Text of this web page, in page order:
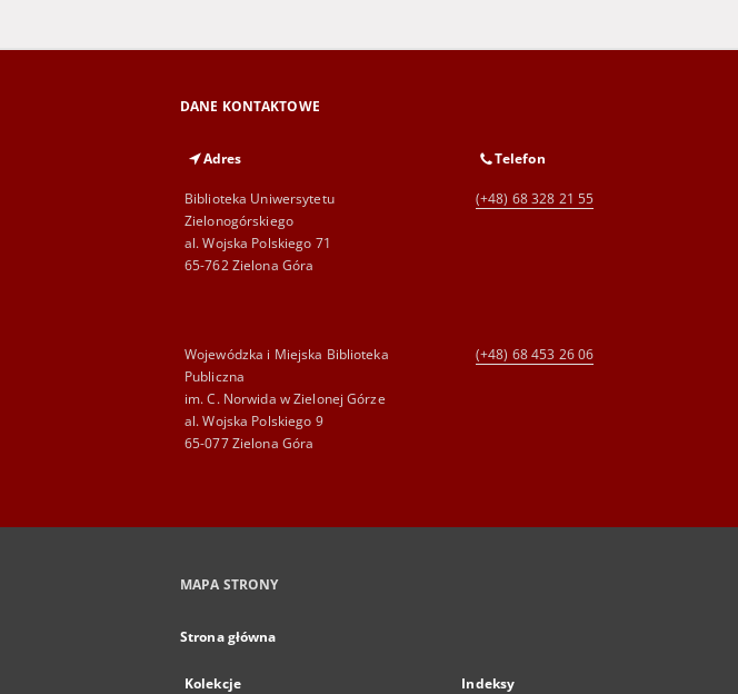
DANE KONTAKTOWE
Adres
Biblioteka Uniwersytetu
Zielonogórskiego
al. Wojska Polskiego 71
65-762 Zielona Góra
Telefon
(+48) 68 328 21 55
Wojewódzka i Miejska Biblioteka
Publiczna
im. C. Norwida w Zielonej Górze
al. Wojska Polskiego 9
65-077 Zielona Góra
(+48) 68 453 26 06
MAPA STRONY
Strona główna
Kolekcje Indeksy